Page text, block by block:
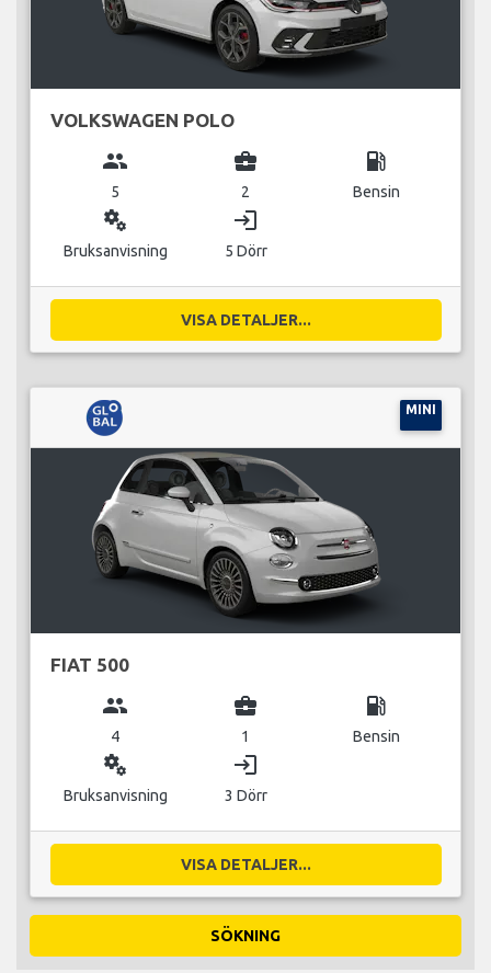
VOLKSWAGEN POLO
group
5
business_center
2
local_gas_station
Bensin
miscellaneous_services
Bruksanvisning
login
5 Dörr
VISA DETALJER...
MINI
FIAT 500
group
4
business_center
1
local_gas_station
Bensin
miscellaneous_services
Bruksanvisning
login
3 Dörr
VISA DETALJER...
SÖKNING